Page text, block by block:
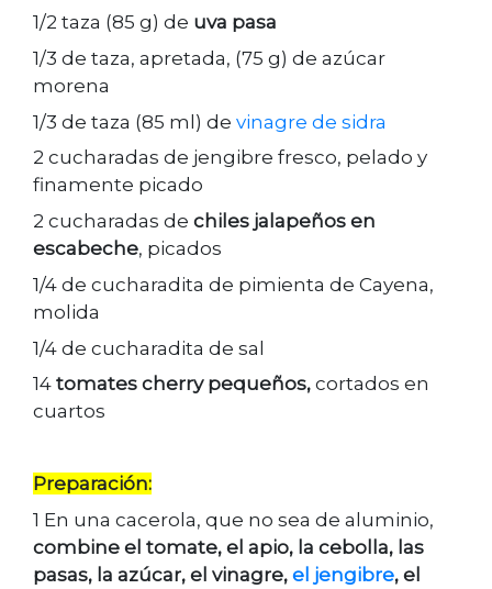
1/2 taza (85 g) de uva pasa
1/3 de taza, apretada, (75 g) de azúcar
morena
1/3 de taza (85 ml) de vinagre de sidra
2 cucharadas de jengibre fresco, pelado y
finamente picado
2 cucharadas de chiles jalapeños en
escabeche, picados
1/4 de cucharadita de pimienta de Cayena,
molida
1/4 de cucharadita de sal
14 tomates cherry pequeños, cortados en
cuartos
Preparación:
1 En una cacerola, que no sea de aluminio,
combine el tomate, el apio, la cebolla, las
pasas, la azúcar, el vinagre, el jengibre, el